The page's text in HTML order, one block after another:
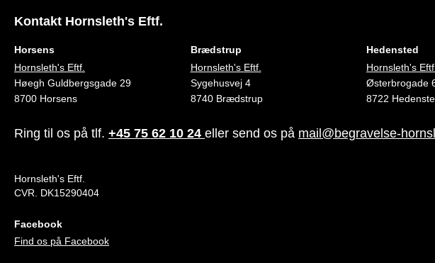
Kontakt Hornsleth's Eftf.
Horsens
Hornsleth's Eftf.
Høegh Guldbergsgade 29
8700 Horsens
Brædstrup
Hornsleth's Eftf.
Sygehusvej 4
8740 Brædstrup
Hedensted
Hornsleth's Eftf.
Østerbrogade
8722
Ring til os på tlf. +45 75 62 10 24 eller send os på mail@begravelse-
Hornsleth's Eftf.
CVR. DK15290404
Facebook
Find os på Facebook